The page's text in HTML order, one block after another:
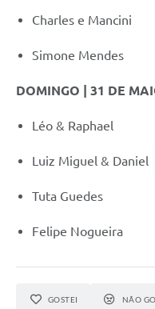
Charles e Mancini
Simone Mendes
DOMINGO | 31 DE
Léo & Raphael
Luiz Miguel & Daniel
Tuta Guedes
Felipe Nogueira
GOSTEI NÃO